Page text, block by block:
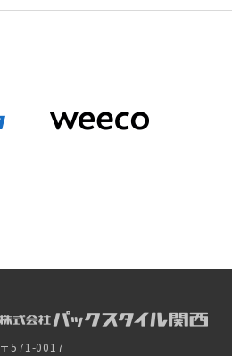
〒571-0017